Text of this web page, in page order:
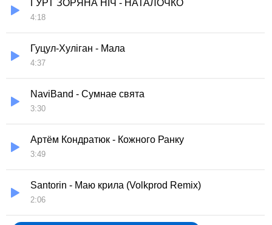
ГУРТ ЗОРЯНА НІЧ - НАТАЛОЧКО
4:18
Гуцул-Хуліган - Мала
4:37
NaviBand - Сумнае свята
3:30
Артём Кондратюк - Кожного Ранку
3:49
Santorin - Маю крила (Volkprod Remix)
2:06